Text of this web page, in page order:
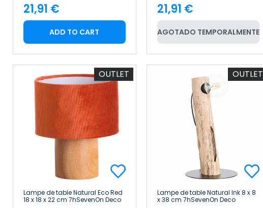
Price
21,91 €
ADD TO CART
Price
21,91 €
AGOTADO TEMPORALMENTE
OUTLET
Lampe de table Natural Eco Red
18 x 18 x 22 cm 7hSevenOn Deco
OUTLET
Lampe de table Natural Ink 8 x 8
x 38 cm 7hSevenOn Deco